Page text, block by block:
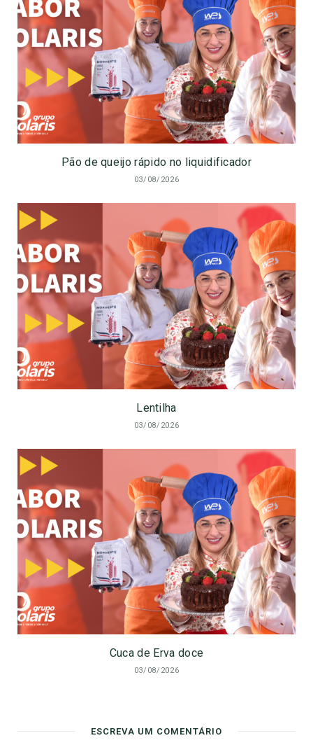
Pão de queijo rápido no liquidificador
03/08/2026
Lentilha
03/08/2026
Cuca de Erva doce
03/08/2026
ESCREVA UM COMENTÁRIO